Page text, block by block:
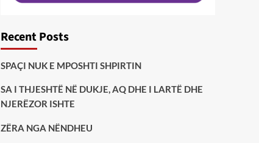
Recent Posts
SPAÇI NUK E MPOSHTI SHPIRTIN
SA I THJESHTË NË DUKJE, AQ DHE I LARTË DHE
NJERËZOR ISHTE
ZËRA NGA NËNDHEU